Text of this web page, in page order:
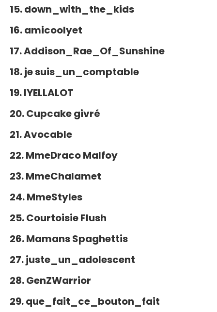
15. down_with_the_kids
16. amicoolyet
17. Addison_Rae_Of_Sunshine
18. je suis_un_comptable
19. IYELLALOT
20. Cupcake givré
21. Avocable
22. MmeDraco Malfoy
23. MmeChalamet
24. MmeStyles
25. Courtoisie Flush
26. Mamans Spaghettis
27. juste_un_adolescent
28. GenZWarrior
29. que_fait_ce_bouton_fait